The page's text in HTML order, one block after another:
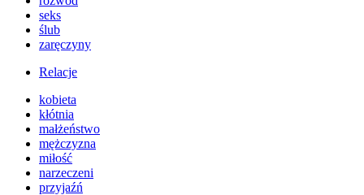
seks
ślub
zaręczyny
Relacje
kobieta
kłótnia
małżeństwo
mężczyzna
miłość
narzeczeni
przyjaźń